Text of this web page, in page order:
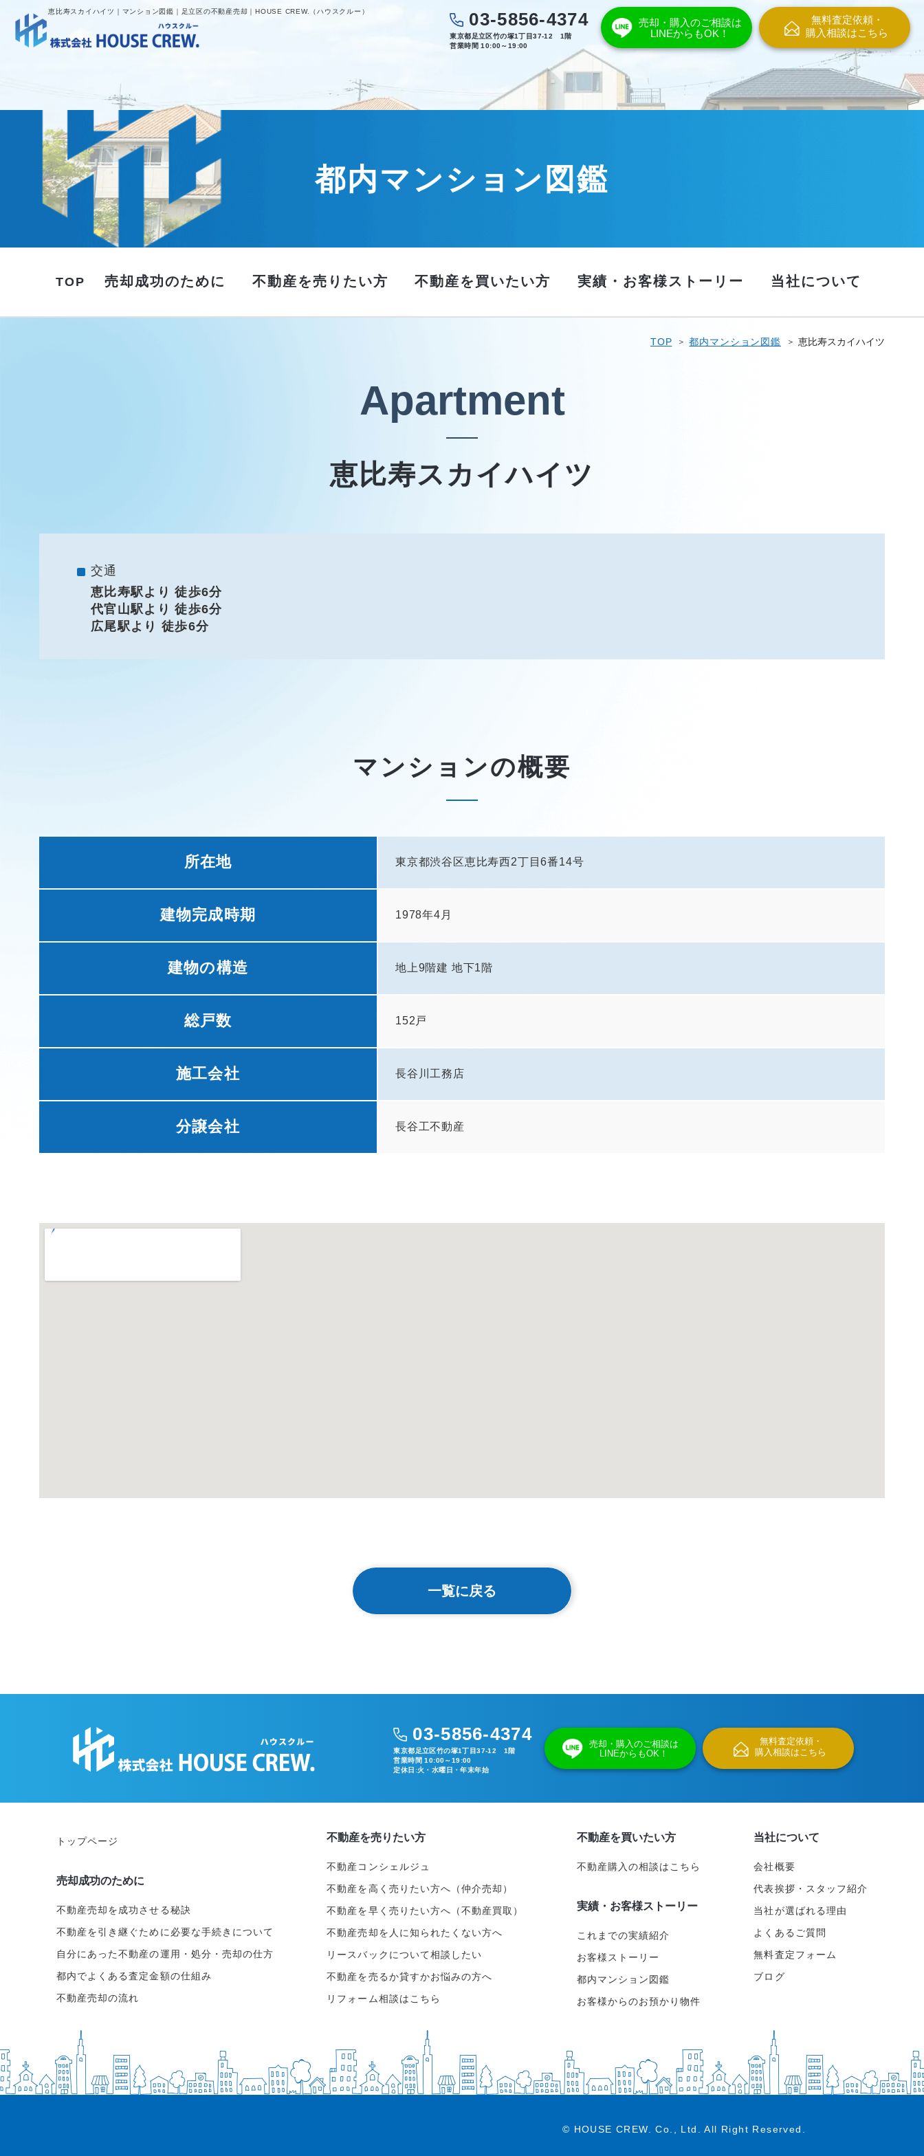
恵比寿スカイハイツ｜マンション図鑑｜足立区の不動産売却｜HOUSE CREW.（ハウスクルー） 03-5856-4374
東京都足立区竹の塚1丁目37-12 1階
営業時間 10:00～19:00
売却・購入のご相談は
LINEからもOK！
無料査定依頼・
購入相談はこちら
都内マンション図鑑
TOP 売却成功のために 不動産を売りたい方 不動産を買いたい方 実績・お客様ストーリー 当社について
TOP 都内マンション図鑑 恵比寿スカイハイツ
Apartment
恵比寿スカイハイツ
交通
恵比寿駅より 徒歩6分
代官山駅より 徒歩6分
広尾駅より 徒歩6分
マンションの概要
所在地 東京都渋谷区恵比寿西2丁目6番14号
建物完成時期 1978年4月
建物の構造 地上9階建 地下1階
総戸数 152戸
施工会社 長谷川工務店
分譲会社 長谷工不動産
一覧に戻る
03-5856-4374
東京都足立区竹の塚1丁目37-12 1階
営業時間 10:00～19:00
定休日:火・水曜日・年末年始
売却・購入のご相談は
LINEからもOK！
無料査定依頼・
購入相談はこちら
トップページ
売却成功のために
不動産売却を成功させる秘訣
不動産を引き継ぐために必要な手続きについて
自分にあった不動産の運用・処分・売却の仕方
都内でよくある査定金額の仕組み
不動産売却の流れ
不動産を売りたい方
不動産コンシェルジュ
不動産を高く売りたい方へ（仲介売却）
不動産を早く売りたい方へ（不動産買取）
不動産売却を人に知られたくない方へ
リースバックについて相談したい
不動産を売るか貸すかお悩みの方へ
リフォーム相談はこちら
不動産を買いたい方
不動産購入の相談はこちら
実績・お客様ストーリー
これまでの実績紹介
お客様ストーリー
都内マンション図鑑
お客様からのお預かり物件
当社について
会社概要
代表挨拶・スタッフ紹介
当社が選ばれる理由
よくあるご質問
無料査定フォーム
ブログ
© HOUSE CREW. Co., Ltd.All Right Reserved.